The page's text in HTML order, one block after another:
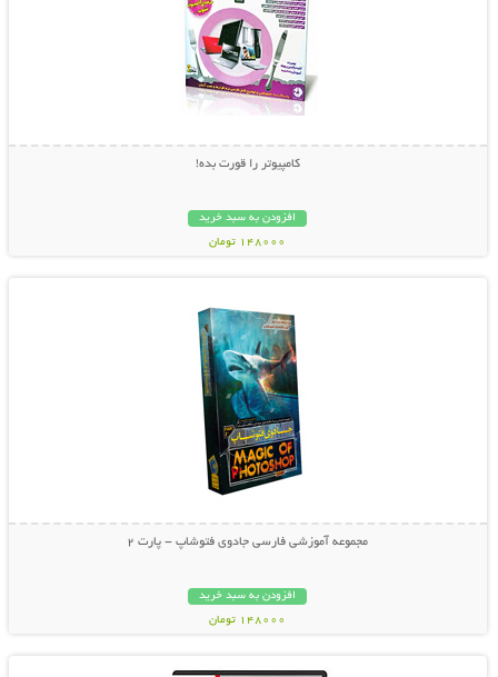
کامپیوتر را قورت بده!
افزودن به سبد خرید
148000 تومان
نمایش توضیحات بیشتر
مجموعه آموزشی فارسی جادوی فتوشاپ - پارت 2
افزودن به سبد خرید
148000 تومان
نمایش توضیحات بیشتر